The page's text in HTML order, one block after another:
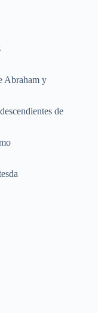
Abraham y
de